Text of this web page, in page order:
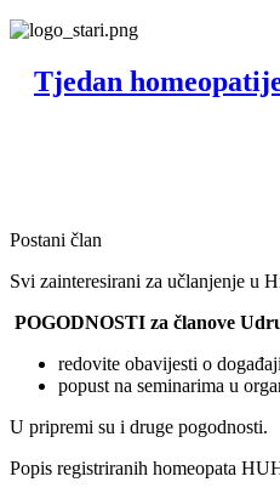
Tjedan
Postani član
Svi zainteresirani za učlanjenje u
POGODNOSTI za članove
redovite obavijesti o
popust na seminarima u
U pripremi su i druge pogodnosti.
Popis registriranih homeopata